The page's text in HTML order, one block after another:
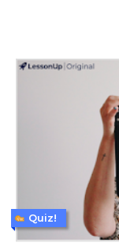
Quiz!